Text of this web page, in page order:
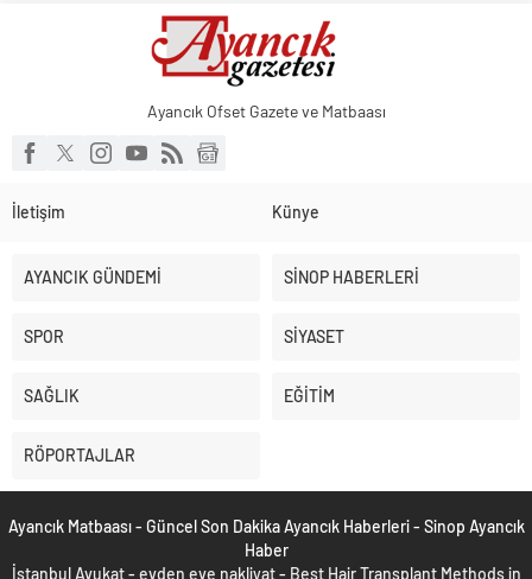
Ayancık Ofset Gazete ve Matbaası
İletişim Künye
AYANCIK GÜNDEMİ SİNOP HABERLERİ
SPOR SİYASET
SAĞLIK EĞİTİM
RÖPORTAJLAR
Ayancık Matbaası - Güncel Son Dakika Ayancık Haberleri - Sinop Ayancık
Haber
İstanbul Avukat- evden eve nakliyat- Best Hair Transplant Methods in